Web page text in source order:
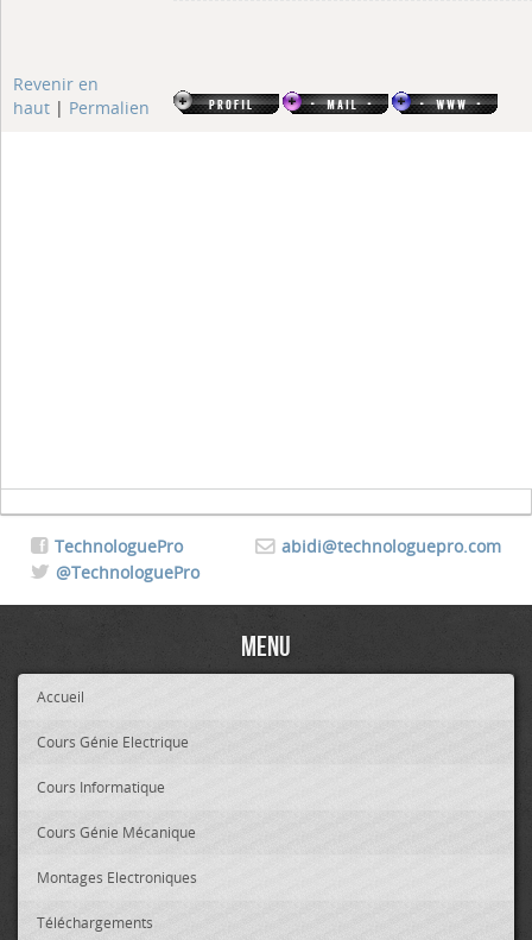
Revenir en
haut | Permalien
abidi@technologuepro.com
TechnologuePro
@TechnologuePro
Menu
Accueil
Cours Génie Electrique
Cours Informatique
Cours Génie Mécanique
Montages Electroniques
Téléchargements